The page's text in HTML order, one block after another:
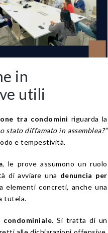
in
utili
tra condomini riguarda la
stato diffamato in assemblea?”
e tempestività.
, le prove assumono un ruolo
di avviare una denuncia per
elementi concreti, anche una
tutela.
condominiale. Si tratta di un